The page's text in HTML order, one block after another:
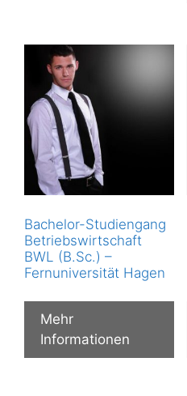
Bachelor-Studiengang
Betriebswirtschaft
BWL (B.Sc.) –
Fernuniversität Hagen
Mehr
Informationen